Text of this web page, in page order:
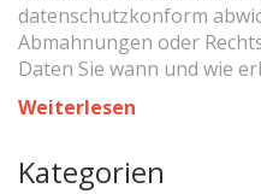
datenschutzkonform
Abmahnungen oder
Daten Sie wann und wie
sich vor teuren Fehlern
Weiterlesen
Kategorien